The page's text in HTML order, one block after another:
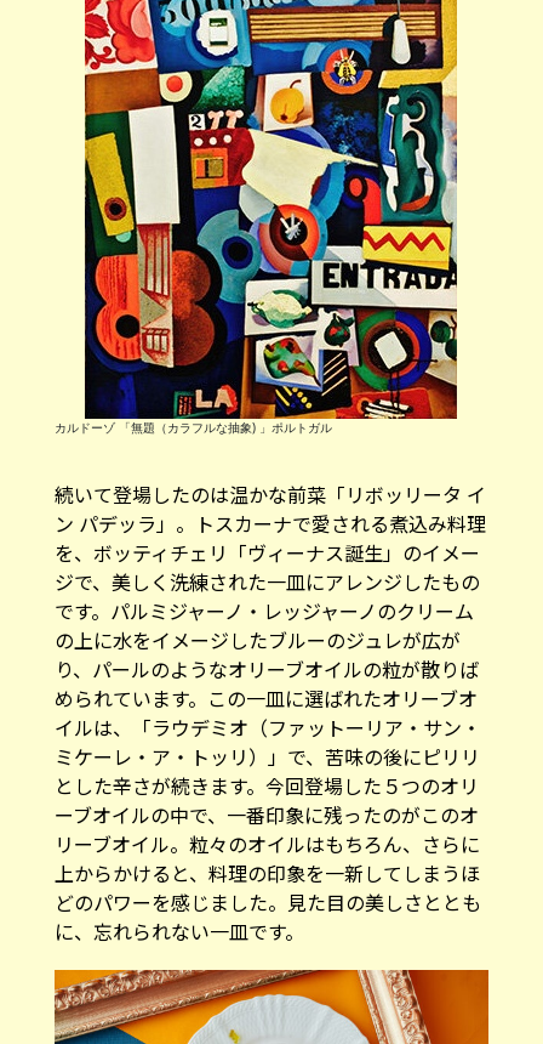
カルドーゾ 「無題（カラフルな抽象) 」ポルトガル
続いて登場したのは温かな前菜「リボッリータ イ
ン パデッラ」。トスカーナで愛される煮込み料理
を、ボッティチェリ「ヴィーナス誕生」のイメー
ジで、美しく洗練された一皿にアレンジしたもの
です。パルミジャーノ・レッジャーノのクリーム
の上に水をイメージしたブルーのジュレが広が
り、パールのようなオリーブオイルの粒が散りば
められています。この一皿に選ばれたオリーブオ
イルは、「ラウデミオ（ファットーリア・サン・
ミケーレ・ア・トッリ）」で、苦味の後にピリリ
とした辛さが続きます。今回登場した５つのオリ
ーブオイルの中で、一番印象に残ったのがこのオ
リーブオイル。粒々のオイルはもちろん、さらに
上からかけると、料理の印象を一新してしまうほ
どのパワーを感じました。見た目の美しさととも
に、忘れられない一皿です。